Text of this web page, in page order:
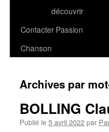
découvrir
Contacter Passion
Chanson
Archives par
BOLLING
Publié le5 avril 2022par